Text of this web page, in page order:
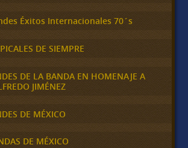
Éxitos Internacionales 70´s
DE SIEMPRE
DE LA BANDA EN HOMENAJE A
JIMÉNEZ
DE MÉXICO
DE MÉXICO